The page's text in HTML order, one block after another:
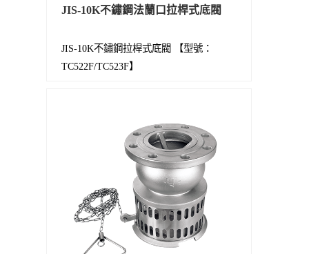
JIS-10K不鏽鋼法蘭口拉桿式底閥
JIS-10K不鏽鋼拉桿式底閥 【型號：
TC522F/TC523F】